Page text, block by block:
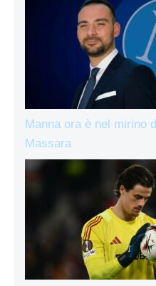
Manna ora è nel mirino
Massara